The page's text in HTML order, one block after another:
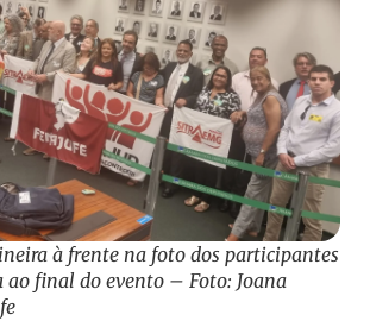
à frente na foto dos participantes
ao final do evento – Foto: Joana